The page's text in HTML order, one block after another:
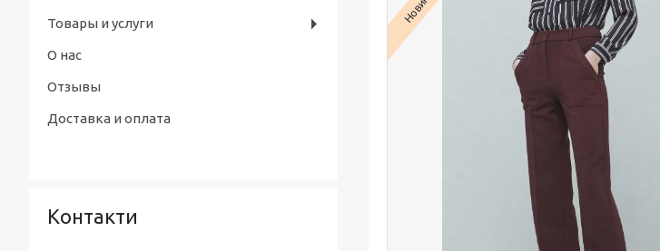
Товары и услуги
О нас
Отзывы
Доставка и оплата
Контакти